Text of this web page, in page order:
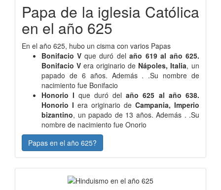
Papa de la iglesia Católica
en el año 625
En el año 625, hubo un cisma con varios Papas
Bonifacio V que duró del año 619 al año 625.
Bonifacio V era originario de Nápoles, Italia, un
papado de 6 años. Además . .Su nombre de
nacimiento fue Bonifacio
Honorio I que duró del año 625 al año 638.
Honorio I era originario de Campania, Imperio
bizantino, un papado de 13 años. Además . .Su
nombre de nacimiento fue Onorio
Papas en el año 625?